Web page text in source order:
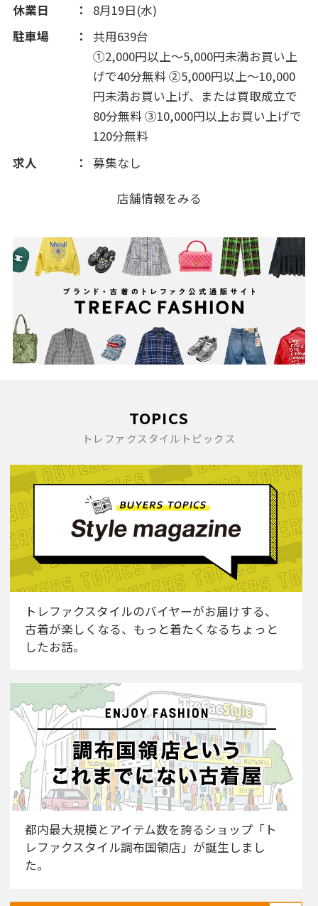
休業日
8月19日(水)
駐車場
共用639台
①2,000円以上～5,000円未満お買い上
げで40分無料 ②5,000円以上～10,000
円未満お買い上げ、または買取成立で
80分無料 ③10,000円以上お買い上げで
120分無料
求人
募集なし
店舗情報をみる
TOPICS
トレファクスタイルトピックス
トレファクスタイルのバイヤーがお届けする、
古着が楽しくなる、もっと着たくなるちょっと
したお話。
都内最大規模とアイテム数を誇るショップ「ト
レファクスタイル調布国領店」が誕生しまし
た。